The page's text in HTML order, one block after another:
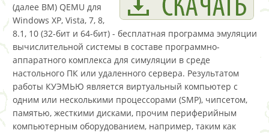
(далее ВМ) QEMU для
Windows XP, Vista, 7, 8,
8.1, 10 (32-бит и 64-бит) - бесплатная программа эмуляции
вычислительной системы в составе программно-
аппаратного комплекса для симуляции в среде
настольного ПК или удаленного сервера. Результатом
работы КУЭМЬЮ является виртуальный компьютер с
одним или несколькими процессорами (SMP), чипсетом,
памятью, жесткими дисками, прочим периферийным
компьютерным оборудованием, например, таким как